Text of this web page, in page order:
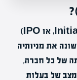
הנפקה ראשונית (Initial Public Offering, או IPO)
את מניותיה
של כל חברה,
של בעלות